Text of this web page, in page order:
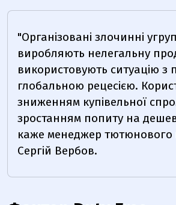
"Організовані злочинні
виробляють нелегальну
використовують ситуацію з
глобальною рецесією.
зниженням купівельної
зростанням попиту на
каже менеджер тютюнового
Сергій Вербов.